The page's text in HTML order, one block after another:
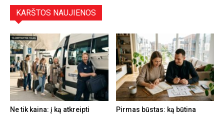
KARŠTOS NAUJIENOS
Ne tik kaina: į ką atkreipti
Pirmas būstas: ką būtina